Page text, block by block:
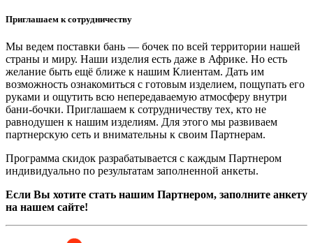
Приглашаем к сотрудничеству
Мы ведем поставки бань — бочек по всей территории нашей
страны и миру. Наши изделия есть даже в Африке. Но есть
желание быть ещё ближе к нашим Клиентам. Дать им
возможность ознакомиться с готовым изделием, пощупать его
руками и ощутить всю непередаваемую атмосферу внутри
бани-бочки. Приглашаем к сотрудничеству тех, кто не
равнодушен к нашим изделиям. Для этого мы развиваем
партнерскую сеть и внимательны к своим Партнерам.
Программа скидок разрабатывается с каждым Партнером
индивидуально по результатам заполненной анкеты.
Если Вы хотите стать нашим Партнером, заполните анкету
на нашем сайте!